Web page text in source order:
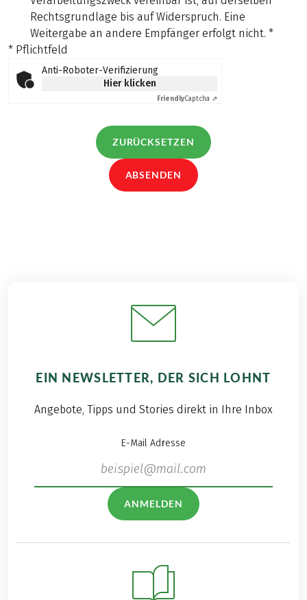
Rechtsgrundlage bis auf Widerspruch. Eine
Weitergabe an andere Empfänger erfolgt nicht. *
* Pflichtfeld
Anti-Roboter-Verifizierung
Hier klicken
FriendlyCaptcha ⇗
ZURÜCKSETZEN
ABSENDEN
EIN NEWSLETTER, DER SICH LOHNT
Angebote, Tipps und Stories direkt in Ihre Inbox
E-Mail Adresse
ANMELDEN